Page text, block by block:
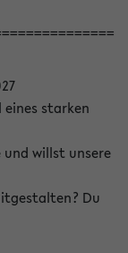
starken
willst unsere
Du